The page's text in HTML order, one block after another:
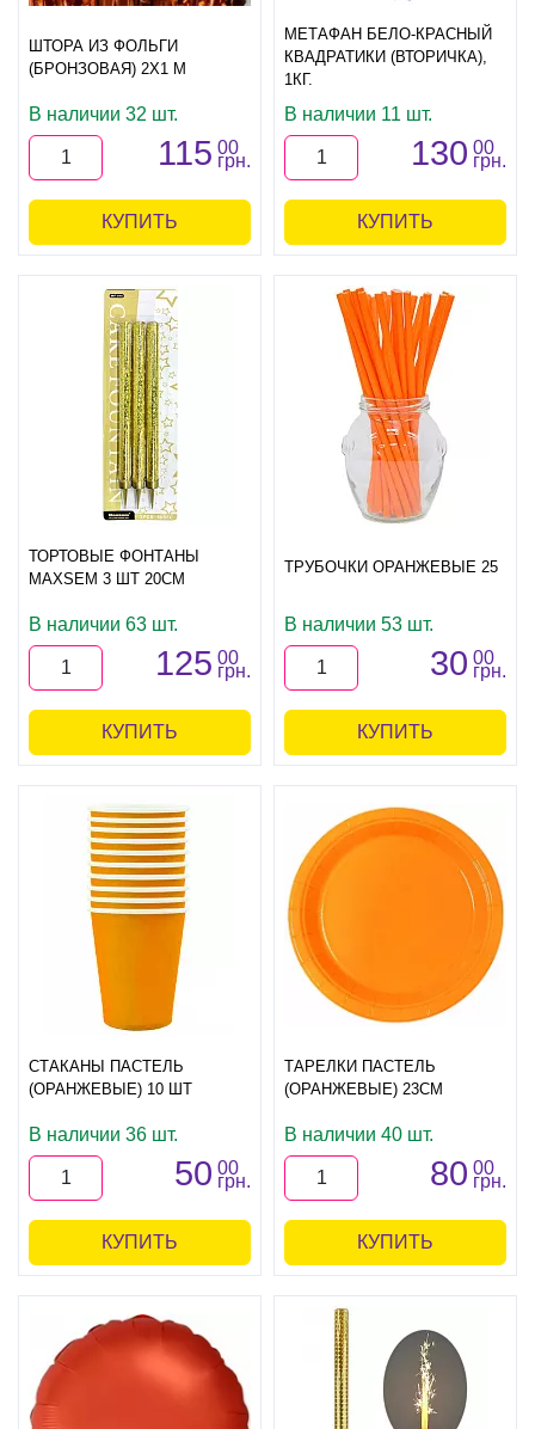
ШТОРА ИЗ ФОЛЬГИ
(БРОНЗОВАЯ) 2Х1 М
В наличии 32 шт.
115 00
грн.
КУПИТЬ
МЕТАФАН БЕЛО-КРАСНЫЙ
КВАДРАТИКИ (ВТОРИЧКА),
1КГ.
В наличии 11 шт.
130 00
грн.
КУПИТЬ
ТОРТОВЫЕ ФОНТАНЫ
MAXSEM 3 ШТ 20СМ
В наличии 63 шт.
125 00
грн.
КУПИТЬ
ТРУБОЧКИ ОРАНЖЕВЫЕ 25
В наличии 53 шт.
30 00
грн.
КУПИТЬ
СТАКАНЫ ПАСТЕЛЬ
(ОРАНЖЕВЫЕ) 10 ШТ
В наличии 36 шт.
50 00
грн.
КУПИТЬ
ТАРЕЛКИ ПАСТЕЛЬ
(ОРАНЖЕВЫЕ) 23СМ
В наличии 40 шт.
80 00
грн.
КУПИТЬ